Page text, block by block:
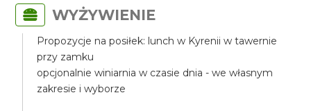
WYŻYWIENIE
Propozycje na posiłek: lunch w Kyrenii w tawernie
przy zamku
opcjonalnie winiarnia w czasie dnia - we własnym
zakresie i wyborze